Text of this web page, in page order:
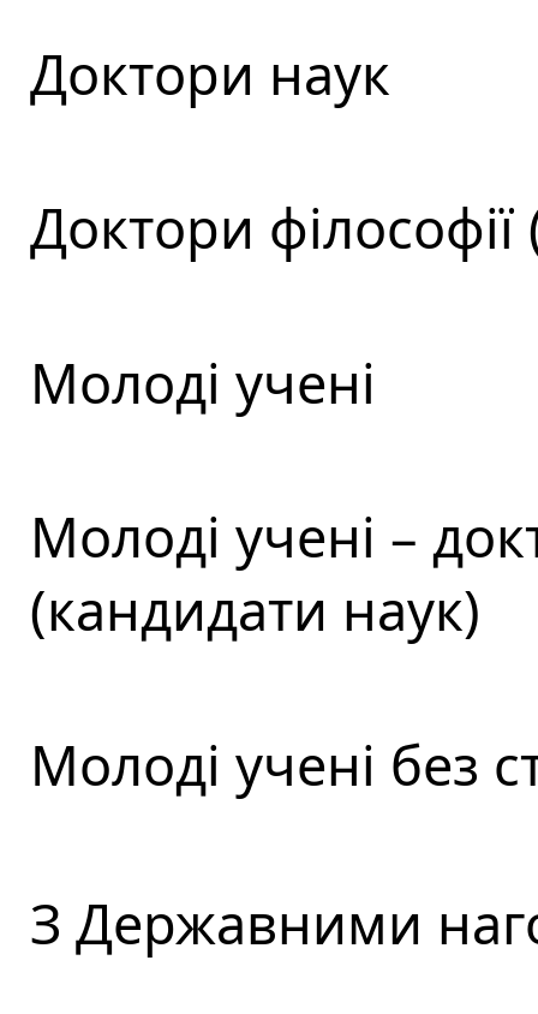
Доктори наук
Доктори
Молоді учені
Молоді учені –
(кандидати наук)
Молоді учені без
З Державними